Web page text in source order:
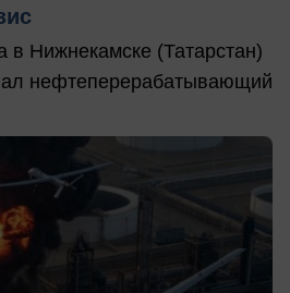
в Нижнекамске (Татарстан)
нефтеперерабатывающий